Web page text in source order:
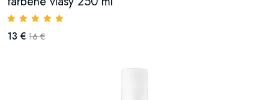
13 € 16 €